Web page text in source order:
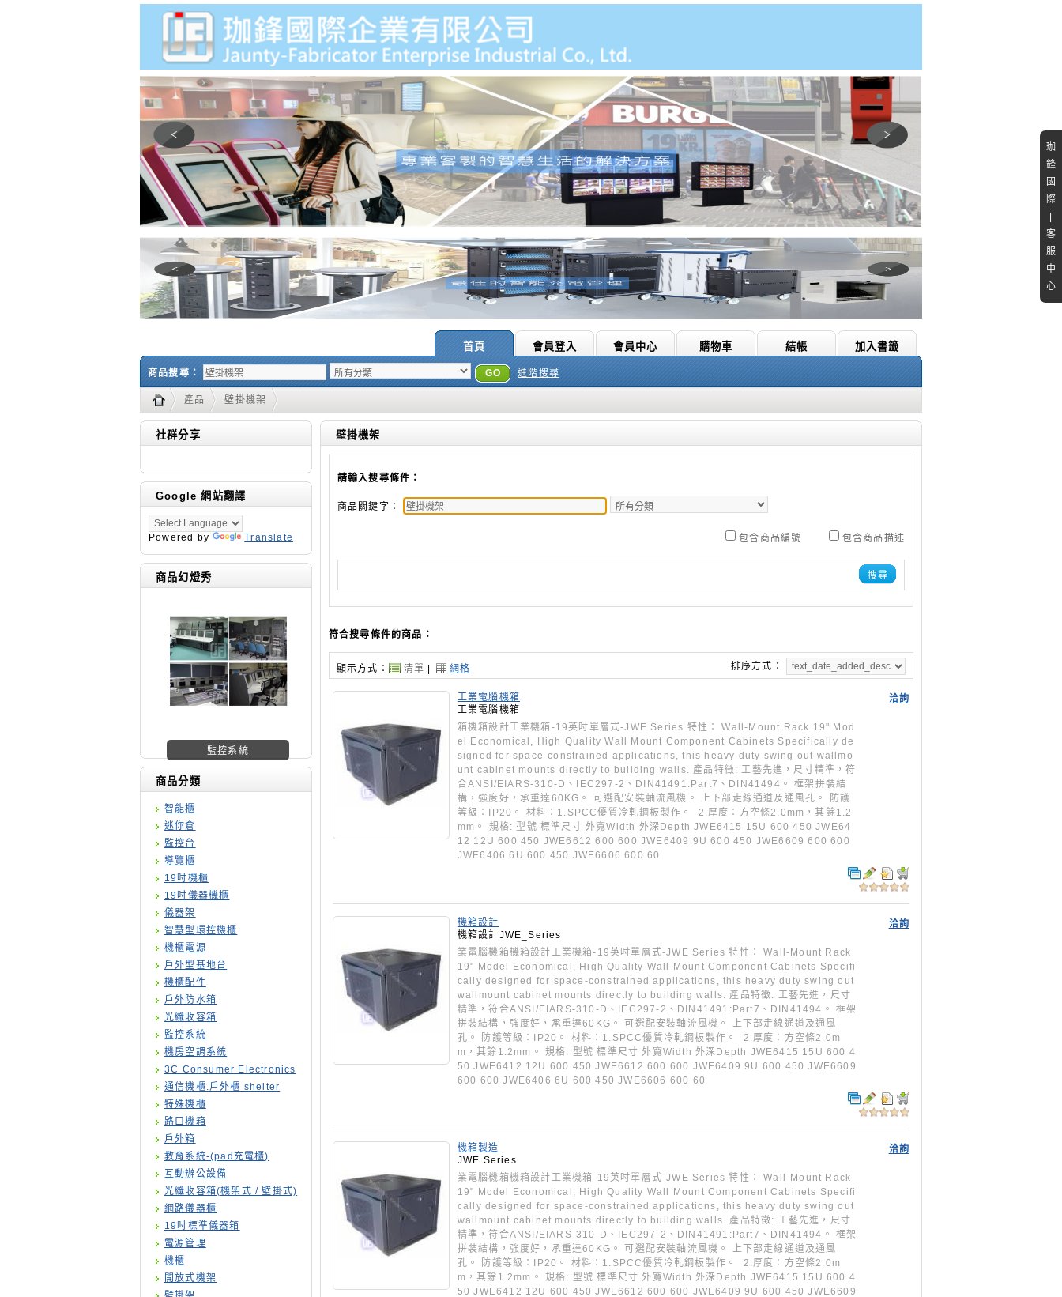
珈
鋒
國
際
客
服
中
心
首頁 會員登入 會員中心 購物車 結帳 加入書籤
商品搜尋： GO 進階搜尋
產品 壁掛機架
社群分享
Google 網站翻譯
Powered by Translate
商品幻燈秀
機櫃廠商
商品分類
智能櫃
迷你倉
監控台
導覽櫃
19吋機櫃
19吋儀器機櫃
儀器架
智慧型環控機櫃
機櫃電源
戶外型基地台
機櫃配件
戶外防水箱
光纖收容箱
監控系統
機房空調系統
3C Consumer Electronics
通信機櫃.戶外櫃 shelter
特殊機櫃
路口機箱
戶外箱
教育系統-(pad充電櫃)
互動辦公設備
光纖收容箱(機架式 / 壁掛式)
網路儀器櫃
19吋標準儀器箱
電源管理
機櫃
開放式機架
壁掛機架
請輸入搜尋條件：
商品關鍵字：
包含商品編號 包含商品描述
搜尋
符合搜尋條件的商品：
顯示方式： 清單 | 網格 排序方式：
洽詢
工業電腦機箱
工業電腦機箱
箱機箱設計工業機箱-19英吋單層式-JWE Series 特性： Wall-Mount Rack 19" Mod
el Economical, High Quality Wall Mount Component Cabinets Specifically de
signed for space-constrained applications, this heavy duty swing out wallmo
unt cabinet mounts directly to building walls. 產品特徵: 工藝先進，尺寸精準，符
合ANSI/EIARS-310-D、IEC297-2、DIN41491:Part7、DIN41494。 框架拼裝結
構，強度好，承重達60KG。 可選配安裝軸流風機。 上下部走線通道及通風孔。 防護
等級：IP20。 材料：1.SPCC優質冷軋鋼板製作。 2.厚度：方空條2.0mm，其餘1.2
mm。 規格: 型號 標準尺寸 外寬Width 外深Depth JWE6415 15U 600 450 JWE64
12 12U 600 450 JWE6612 600 600 JWE6409 9U 600 450 JWE6609 600 600
JWE6406 6U 600 450 JWE6606 600 60
洽詢
機箱設計
機箱設計JWE_Series
業電腦機箱機箱設計工業機箱-19英吋單層式-JWE Series 特性： Wall-Mount Rack
19" Model Economical, High Quality Wall Mount Component Cabinets Specifi
cally designed for space-constrained applications, this heavy duty swing out
wallmount cabinet mounts directly to building walls. 產品特徵: 工藝先進，尺寸
精準，符合ANSI/EIARS-310-D、IEC297-2、DIN41491:Part7、DIN41494。 框架
拼裝結構，強度好，承重達60KG。 可選配安裝軸流風機。 上下部走線通道及通風
孔。 防護等級：IP20。 材料：1.SPCC優質冷軋鋼板製作。 2.厚度：方空條2.0m
m，其餘1.2mm。 規格: 型號 標準尺寸 外寬Width 外深Depth JWE6415 15U 600 4
50 JWE6412 12U 600 450 JWE6612 600 600 JWE6409 9U 600 450 JWE6609
600 600 JWE6406 6U 600 450 JWE6606 600 60
洽詢
機箱製造
JWE Series
業電腦機箱機箱設計工業機箱-19英吋單層式-JWE Series 特性： Wall-Mount Rack
19" Model Economical, High Quality Wall Mount Component Cabinets Specifi
cally designed for space-constrained applications, this heavy duty swing out
wallmount cabinet mounts directly to building walls. 產品特徵: 工藝先進，尺寸
精準，符合ANSI/EIARS-310-D、IEC297-2、DIN41491:Part7、DIN41494。 框架
拼裝結構，強度好，承重達60KG。 可選配安裝軸流風機。 上下部走線通道及通風
孔。 防護等級：IP20。 材料：1.SPCC優質冷軋鋼板製作。 2.厚度：方空條2.0m
m，其餘1.2mm。 規格: 型號 標準尺寸 外寬Width 外深Depth JWE6415 15U 600 4
50 JWE6412 12U 600 450 JWE6612 600 600 JWE6409 9U 600 450 JWE6609